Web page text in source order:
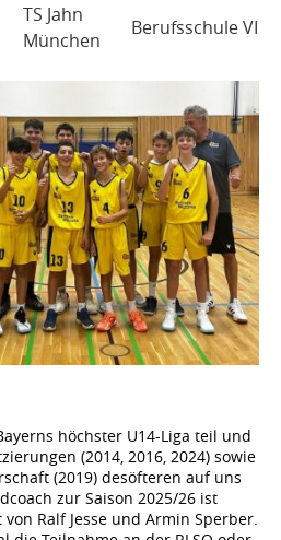
TS Jahn
München
Berufsschule VI
höchster U14-Liga teil und
(2014, 2016, 2024) sowie
(2019) desöfteren auf uns
zur Saison 2025/26 ist
Ralf Jesse und Armin Sperber.